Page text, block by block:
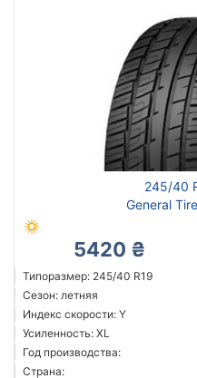
245/40
General
5420 ₴
Типоразмер: 245/40 R19
Сезон: летняя
Индекс скорости: Y
Усиленность: XL
Год производства:
Страна: